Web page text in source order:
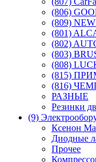
(806)
(809)
(801)
(802)
(803)
(808)
(815)
(816)
РАЗНЫЕ
Резинки
(9)
Ксенон
Диодные
Прочее